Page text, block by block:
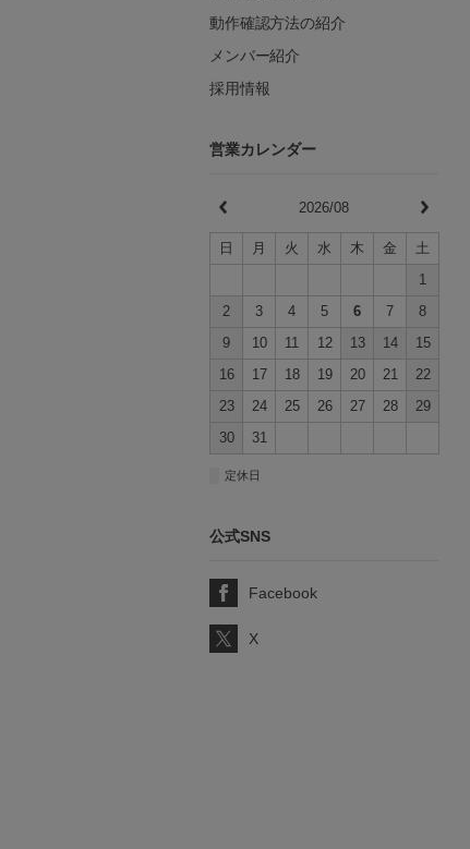
動作確認方法の紹介
メンバー紹介
採用情報
営業カレンダー
2026/08
日 月 火 水 木 金
土
1
2
3 4 5 6 7
8
9
10 11 12 13 14
15
16
17 18 19 20 21
22
23
24 25 26 27 28
29
30
31
定休日
公式SNS
Facebook
X